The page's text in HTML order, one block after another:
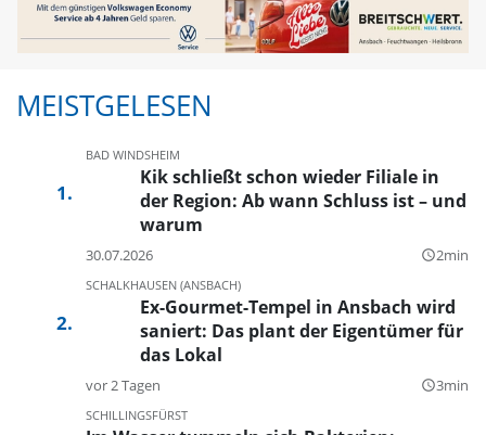
MEISTGELESEN
BAD WINDSHEIM
Kik schließt schon wieder Filiale in
der Region: Ab wann Schluss ist – und
warum
30.07.2026 query_builder2min
SCHALKHAUSEN (ANSBACH)
Ex-Gourmet-Tempel in Ansbach wird
saniert: Das plant der Eigentümer für
das Lokal
vor 2 Tagen query_builder3min
SCHILLINGSFÜRST